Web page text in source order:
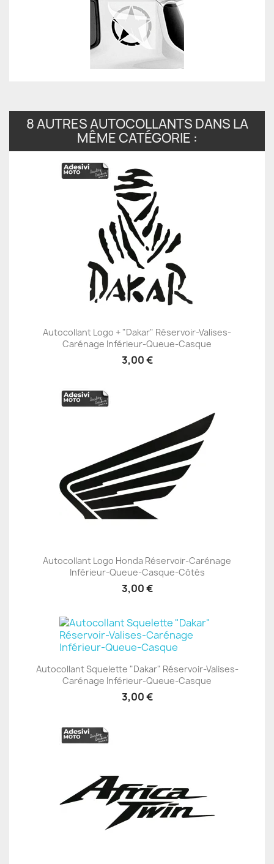
8 AUTRES AUTOCOLLANTS DANS LA
MÊME CATÉGORIE :
Autocollant Logo + "Dakar" Réservoir-Valises-
Carénage Inférieur-Queue-Casque
3,00 €
Autocollant Logo Honda Réservoir-Carénage
Inférieur-Queue-Casque-Côtés
3,00 €
Autocollant Squelette "Dakar" Réservoir-Valises-
Carénage Inférieur-Queue-Casque
3,00 €